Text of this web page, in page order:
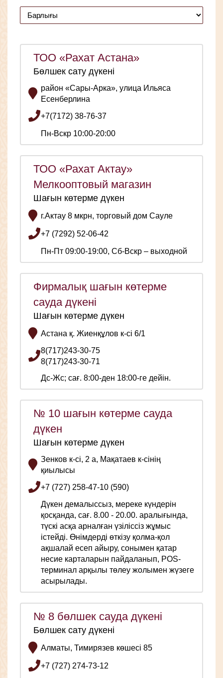
ТОО «Рахат Астана»
Бөлшек сату дүкені
район «Сары-Арка», улица Ильяса
Есенберлина
+7(7172) 38-76-37
Пн-Вскр 10:00-20:00
ТОО «Рахат Актау»
Мелкооптовый магазин
Шағын көтерме дүкен
г.Актау 8 мкрн, торговый дом Сауле
+7 (7292) 52-06-42
Пн-Пт 09:00-19:00, Сб-Вскр – выходной
Фирмалық шағын көтерме
сауда дүкені
Шағын көтерме дүкен
Астана қ. Жиенқұлов к-сі 6/1
8(717)243-30-75
8(717)243-30-71
Дс-Жс; сағ. 8:00-ден 18:00-ге дейін.
№ 10 шағын көтерме сауда
дүкен
Шағын көтерме дүкен
Зенков к-сі, 2 а, Мақатаев к-сінің
қиылысы
+7 (727) 258-47-10 (590)
Дүкен демалыссыз, мереке күндерін
қосқанда, сағ. 8.00 - 20.00. аралығында,
түскі асқа арналған үзіліссіз жұмыс
істейді. Өнімдерді өткізу қолма-қол
ақшалай есеп айыру, сонымен қатар
несие карталарын пайдаланып, POS-
терминал арқылы төлеу жолымен жүзеге
асырылады.
№ 8 бөлшек сауда дүкені
Бөлшек сату дүкені
Алматы, Тимирязев көшесі 85
+7 (727) 274-73-12